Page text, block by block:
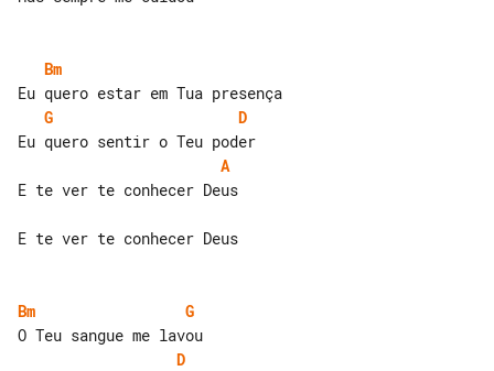
Bm
G
D
A
E te ver te conhecer Deus
E te ver te conhecer Deus
Bm
G
D